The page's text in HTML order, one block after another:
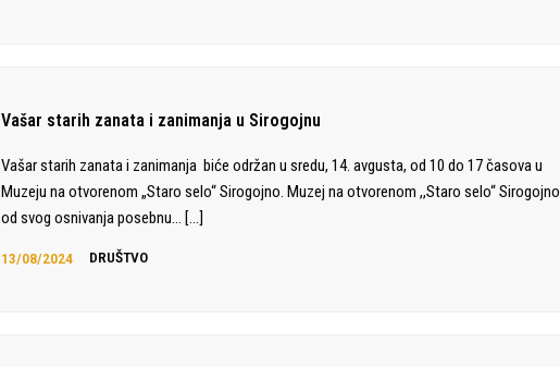
Vašar starih zanata i zanimanja u Sirogojnu
Vašar starih zanata i zanimanja biće održan u sredu, 14. avgusta, od 10 do 17 časova u
Muzeju na otvorenom „Staro selo“ Sirogojno. Muzej na otvorenom ,,Staro selo“ Sirogojno
od svog osnivanja posebnu…
[…]
13/08/2024 DRUŠTVO